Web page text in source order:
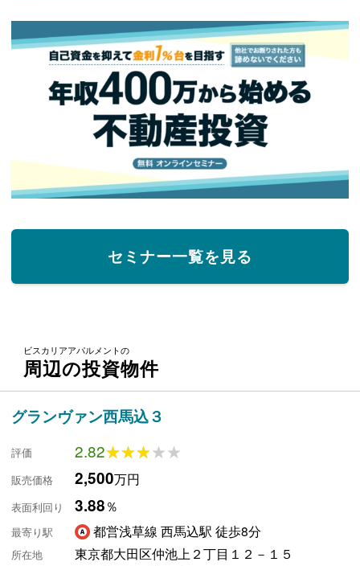
セミナー一覧を見る
ビスカリアアパルメントの
周辺の投資物件
グランヴァン西馬込３
評価 2.82★★★★★
★★★★★
販売価格 2,500万円
表面利回り 3.88％
最寄り駅 都営浅草線 西馬込駅 徒歩8分
所在地 東京都大田区仲池上２丁目１２－１５